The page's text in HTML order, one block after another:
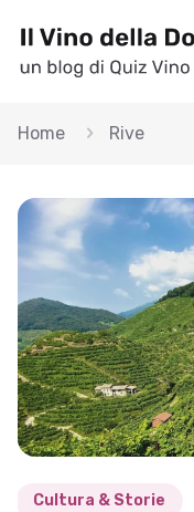
Home Rive
Cultura & Storie